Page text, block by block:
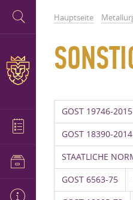
Hauptseite
GOST 19746-2015
GOST 18390-2014
STAATLICHE
GOST 6563-75